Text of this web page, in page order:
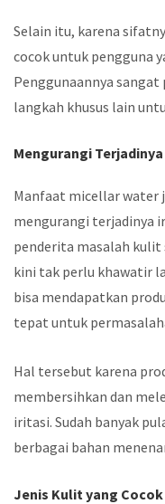
Selain itu, karena
cocok untuk pengguna
Penggunaannya
langkah khusus lain
Mengurangi
Manfaat micellar water
mengurangi terjadinya
penderita masalah kulit
kini tak perlu khawatir
bisa mendapatkan
tepat untuk
Hal tersebut karena
membersihkan dan
iritasi. Sudah banyak
berbagai bahan
Jenis Kulit yang